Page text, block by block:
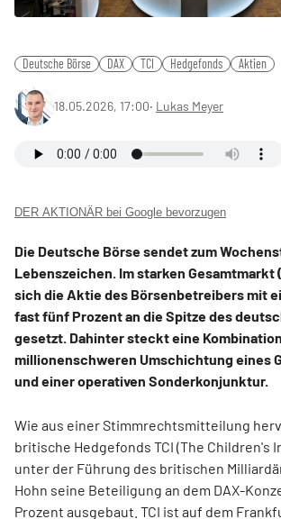
Deutsche Börse DAX TCI Hedgefonds Aktien
18.05.2026, 17:00‧ Lukas Meyer
DER AKTIONÄR bei Google bevorzugen
Die Deutsche Börse sendet zum
Lebenszeichen. Im starken Gesamtmarkt
sich die Aktie des Börsenbetreibers mit
fast fünf Prozent an die Spitze des
gesetzt. Dahinter steckt eine
millionenschweren Umschichtung eines
und einer operativen Sonderkonjunktur.
Wie aus einer Stimmrechtsmitteilung
britische Hedgefonds TCI (The Children's
unter der Führung des britischen
Hohn seine Beteiligung an dem DAX-
Prozent ausgebaut. TCI ist auf dem